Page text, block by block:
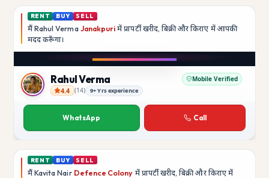
RENT BUY SELL
मैं Rahul Verma Janakpuri में प्रापर्टी खरीद, बिक्री और किराए में आपकी
मददकरूँगा।
Rahul Verma
Rahul Verma Mobile Verified
4.4 (14) 9+ Yrs experience
WhatsApp Call
RENT BUY SELL
मैं Kavita Nair Defence Colony में प्रापर्टी खरीद, बिक्री और किराए में